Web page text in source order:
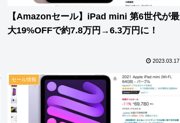
【Amazonセール】iPad mini 第6世代が最
大19%OFFで約7.8万円→6.3万円に！
2023.03.17
セール情報